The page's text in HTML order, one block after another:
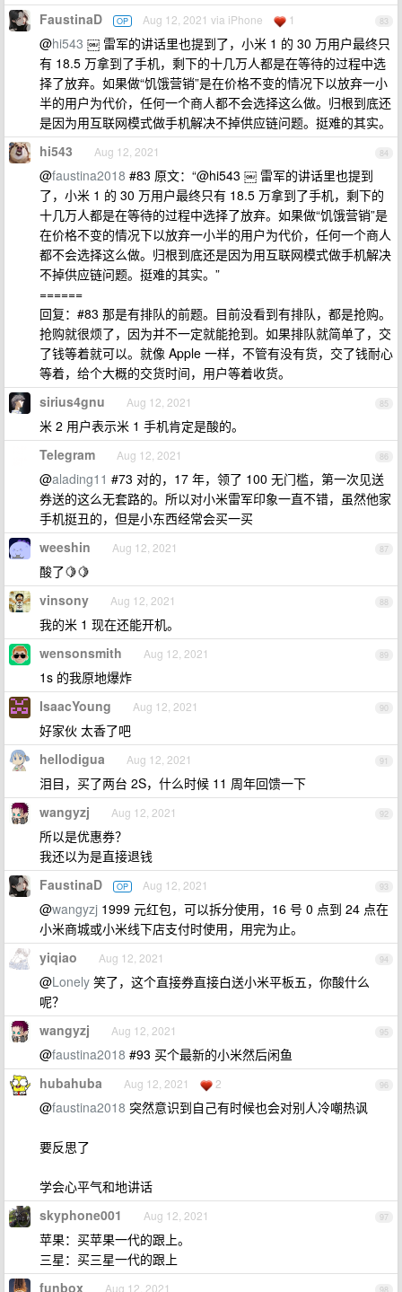
83
FaustinaD OP Aug 12, 2021 via iPhone 1
@hi543 ￼ 雷军的讲话里也提到了，小米 1 的 30 万用户最终只
有 18.5 万拿到了手机，剩下的十几万人都是在等待的过程中选
择了放弃。如果做“饥饿营销”是在价格不变的情况下以放弃一小
半的用户为代价，任何一个商人都不会选择这么做。归根到底还
是因为用互联网模式做手机解决不掉供应链问题。挺难的其实。
84
hi543 Aug 12, 2021
@faustina2018 #83 原文：“@hi543 ￼ 雷军的讲话里也提到
了，小米 1 的 30 万用户最终只有 18.5 万拿到了手机，剩下的
十几万人都是在等待的过程中选择了放弃。如果做“饥饿营销”是
在价格不变的情况下以放弃一小半的用户为代价，任何一个商人
都不会选择这么做。归根到底还是因为用互联网模式做手机解决
不掉供应链问题。挺难的其实。”
======
回复：#83 那是有排队的前题。目前没看到有排队，都是抢购。
抢购就很烦了，因为并不一定就能抢到。如果排队就简单了，交
了钱等着就可以。就像 Apple 一样，不管有没有货，交了钱耐心
等着，给个大概的交货时间，用户等着收货。
85
sirius4gnu Aug 12, 2021
米 2 用户表示米 1 手机肯定是酸的。
86
Telegram Aug 12, 2021
@alading11 #73 对的，17 年，领了 100 无门槛，第一次见送
券送的这么无套路的。所以对小米雷军印象一直不错，虽然他家
手机挺丑的，但是小东西经常会买一买
87
weeshin Aug 12, 2021
酸了🍋🍋
88
vinsony Aug 12, 2021
我的米 1 现在还能开机。
89
wensonsmith Aug 12, 2021
1s 的我原地爆炸
90
IsaacYoung Aug 12, 2021
好家伙 太香了吧
91
hellodigua Aug 12, 2021
泪目，买了两台 2S，什么时候 11 周年回馈一下
92
wangyzj Aug 12, 2021
所以是优惠券？
我还以为是直接退钱
93
FaustinaD OP Aug 12, 2021
@wangyzj 1999 元红包，可以拆分使用，16 号 0 点到 24 点在
小米商城或小米线下店支付时使用，用完为止。
94
yiqiao Aug 12, 2021
@Lonely 笑了，这个直接券直接白送小米平板五，你酸什么
呢？
95
wangyzj Aug 12, 2021
@faustina2018 #93 买个最新的小米然后闲鱼
96
hubahuba Aug 12, 2021 2
@faustina2018 突然意识到自己有时候也会对别人冷嘲热讽
要反思了
学会心平气和地讲话
97
skyphone001 Aug 12, 2021
苹果：买苹果一代的跟上。
三星：买三星一代的跟上
funbox Aug 12, 2021